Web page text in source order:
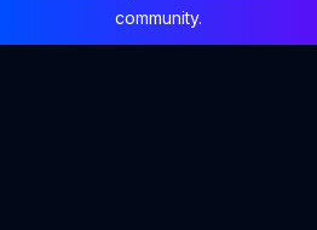
community.